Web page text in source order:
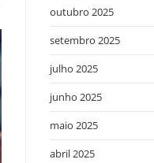
outubro 2025
setembro 2025
julho 2025
junho 2025
maio 2025
abril 2025